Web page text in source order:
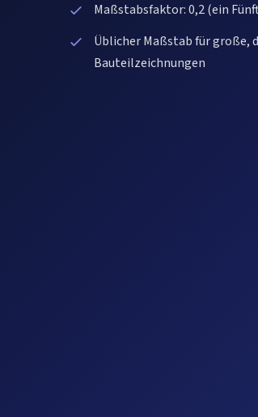
Maßstabsfaktor: 0,2 (ein
Üblicher Maßstab für
Bauteilzeichnungen